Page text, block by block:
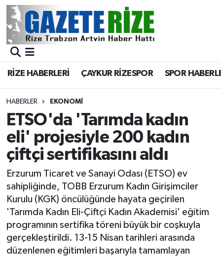
RİZE HABERLERİ ÇAYKUR RİZESPOR SPOR
HABERLER EKONOMİ
ETSO'da 'Tarımda kadın
eli' projesiyle 200 kadın
çiftçi sertifikasını aldı
Erzurum Ticaret ve Sanayi Odası (ETSO) ev
sahipliğinde, TOBB Erzurum Kadın Girişimciler
Kurulu (KGK) öncülüğünde hayata geçirilen
'Tarımda Kadın Eli-Çiftçi Kadın Akademisi' eğitim
programının sertifika töreni büyük bir coşkuyla
gerçekleştirildi. 13-15 Nisan tarihleri arasında
düzenlenen eğitimleri başarıyla tamamlayan
BÖLGEMİZ
Asayiş
Rize Jandarma Komutanlığı
Bilim Teknoloji
Bölge
Advertising news
Canlı Maç
ÇEVRE
Merkez Nöbetçi Eczaneler
Merkez Trafik Yoğunluk Haritası
Süper Lig Puan Durumu ve Fikstür
Tüm Manşetler
Son Dakika Haberleri
Haber Arşivi